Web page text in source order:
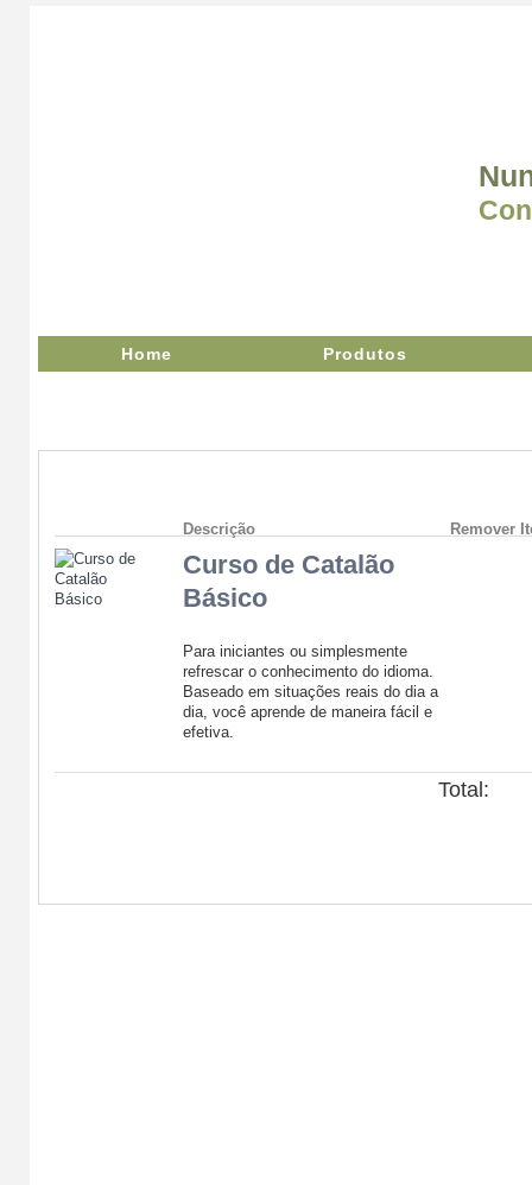
Home Produtos
Descrição Remover
Curso de Catalão
Básico
Para iniciantes ou simplesmente
refrescar o conhecimento do idioma.
Baseado em situações reais do dia a
dia, você aprende de maneira fácil e
efetiva.
Total: